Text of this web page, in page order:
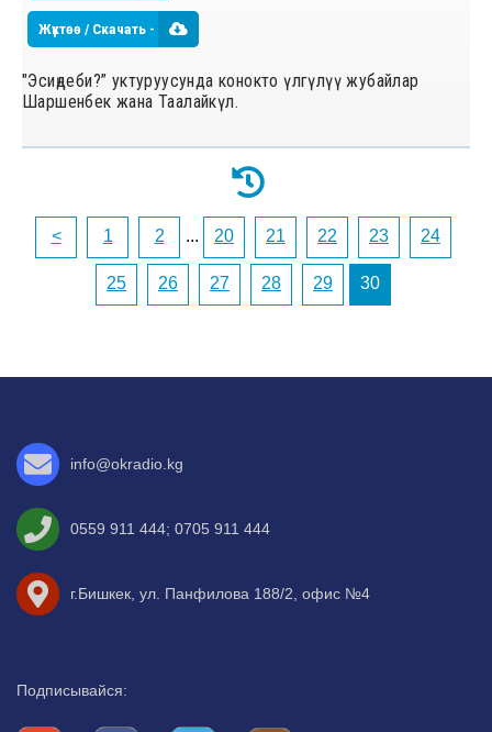
Жүктөө / Скачать -
"Эсиңдеби?” уктуруусунда конокто үлгүлүү жубайлар
Шаршенбек жана Таалайкүл.
< 1 2 ... 20 21 22 23 24
25 26 27 28 29 30
info@okradio.kg
0559 911 444; 0705 911 444
г.Бишкек, ул. Панфилова 188/2, офис №4
Подписывайся: